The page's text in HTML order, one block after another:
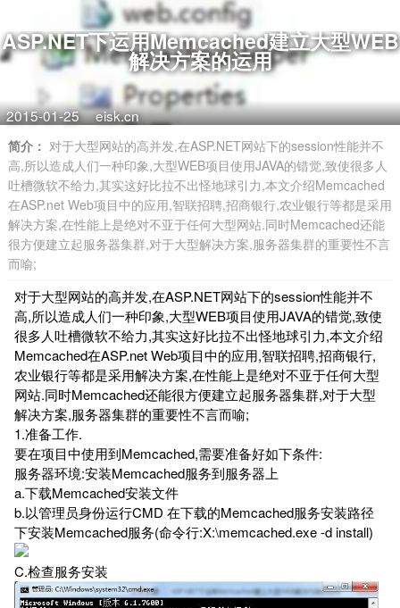
ASP.NET下运用Memcached建立大型WEB
解决方案的运用
2015-01-25 eisk.cn
简介： 对于大型网站的高并发,在ASP.NET网站下的session性能并不
高,所以造成人们一种印象,大型WEB项目使用JAVA的错觉,致使很多人
吐槽微软不给力,其实这好比拉不出怪地球引力,本文介绍Memcached
在ASP.net Web项目中的应用,智联招聘,招商银行,农业银行等都是采用
解决方案,在性能上是绝对不亚于任何大型网站.同时Memcached还能
很方便建立起服务器集群,对于大型解决方案,服务器集群的重要性不言
而喻;
对于大型网站的高并发,在ASP.NET网站下的session性能并不
高,所以造成人们一种印象,大型WEB项目使用JAVA的错觉,致使
很多人吐槽微软不给力,其实这好比拉不出怪地球引力,本文介绍
Memcached在ASP.net Web项目中的应用,智联招聘,招商银行,
农业银行等都是采用解决方案,在性能上是绝对不亚于任何大型
网站.同时Memcached还能很方便建立起服务器集群,对于大型
解决方案,服务器集群的重要性不言而喻;
1.准备工作.
要在项目中使用到Memcached,需要准备好如下条件:
服务器环境:安装Memcached服务到服务器上
a.下载Memcached安装文件
b.以管理员身份运行CMD 在下载的Memcached服务安装路径
下安装Memcached服务(命令行:X:\memcached.exe -d install)
C.检查服务安装